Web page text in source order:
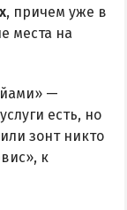
, причем уже в
места на
—
есть, но
зонт никто
к